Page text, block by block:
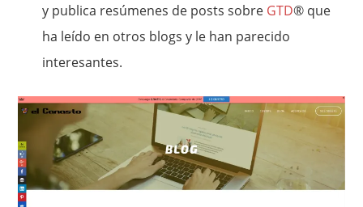
y publica resúmenes de posts sobre GTD® que
ha leído en otros blogs y le han parecido
interesantes.